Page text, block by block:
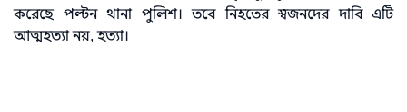
করেছে পল্টন থানা পুলিশ। তবে নিহতের স্বজনদের দাবি এটি
আত্মহত্যা নয়, হত্যা।